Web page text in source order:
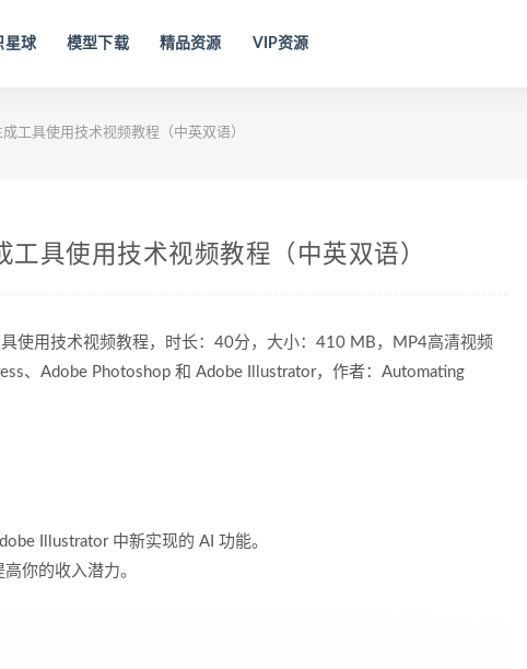
星球 模型下载 精品资源 VIP资源
工具使用技术视频教程（中英双语）
具使用技术视频教程（中英双语）
使用技术视频教程，时长：40分，大小：410 MB，MP4高清视频
、Adobe Photoshop 和 Adobe Illustrator，作者：Automating
Illustrator 中新实现的 AI 功能。
你的收入潜力。